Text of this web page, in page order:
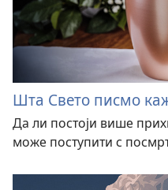
Шта Свето писмо
Да ли постоји више
може поступити с